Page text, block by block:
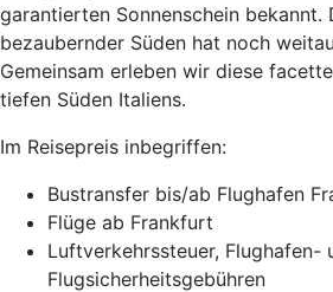
garantierten Sonnenschein bekannt.
bezaubernder Süden hat noch
Gemeinsam erleben wir diese
tiefen Süden Italiens.
Im Reisepreis inbegriffen:
Bustransfer bis/ab Flughafen
Flüge ab Frankfurt
Luftverkehrssteuer, Flughafen-
Flugsicherheitsgebühren